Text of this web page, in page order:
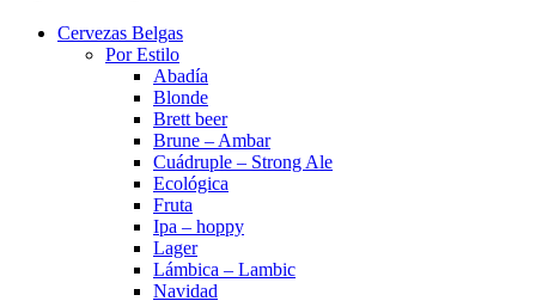
Cervezas Belgas
Por Estilo
Abadía
Blonde
Brett beer
Brune – Ambar
Cuádruple – Strong Ale
Ecológica
Fruta
Ipa – hoppy
Lager
Lámbica – Lambic
Navidad